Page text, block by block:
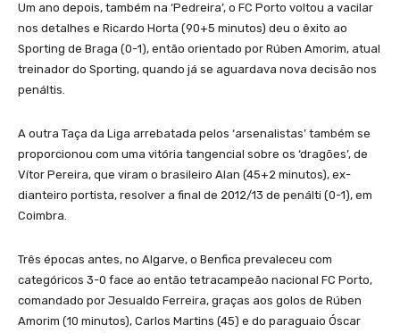
Um ano depois, também na ‘Pedreira’, o FC Porto voltou a vacilar
nos detalhes e Ricardo Horta (90+5 minutos) deu o êxito ao
Sporting de Braga (0-1), então orientado por Rúben Amorim, atual
treinador do Sporting, quando já se aguardava nova decisão nos
penáltis.
A outra Taça da Liga arrebatada pelos ‘arsenalistas’ também se
proporcionou com uma vitória tangencial sobre os ‘dragões’, de
Vítor Pereira, que viram o brasileiro Alan (45+2 minutos), ex-
dianteiro portista, resolver a final de 2012/13 de penálti (0-1), em
Coimbra.
Três épocas antes, no Algarve, o Benfica prevaleceu com
categóricos 3-0 face ao então tetracampeão nacional FC Porto,
comandado por Jesualdo Ferreira, graças aos golos de Rúben
Amorim (10 minutos), Carlos Martins (45) e do paraguaio Óscar